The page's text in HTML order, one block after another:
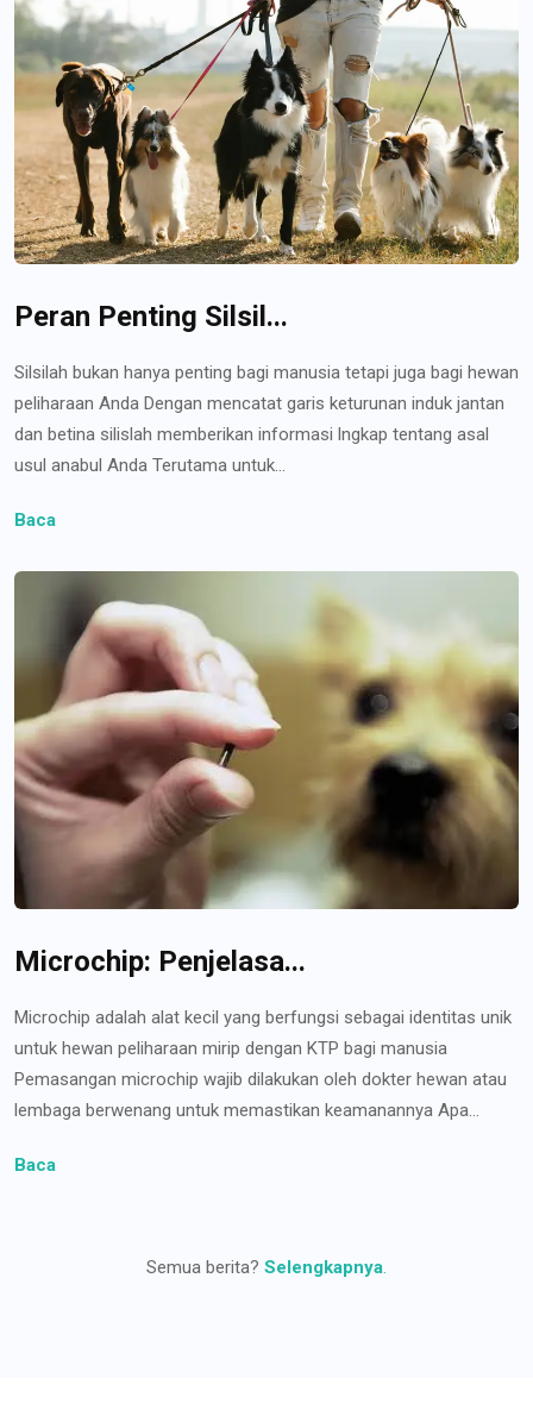
Peran Penting Silsil...
Silsilah bukan hanya penting bagi manusia tetapi juga bagi hewan
peliharaan Anda Dengan mencatat garis keturunan induk jantan
dan betina silislah memberikan informasi lngkap tentang asal
usul anabul Anda Terutama untuk...
Baca
Microchip: Penjelasa...
Microchip adalah alat kecil yang berfungsi sebagai identitas unik
untuk hewan peliharaan mirip dengan KTP bagi manusia
Pemasangan microchip wajib dilakukan oleh dokter hewan atau
lembaga berwenang untuk memastikan keamanannya Apa...
Baca
Semua berita? Selengkapnya